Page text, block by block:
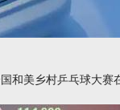
和美乡村乒乓球大